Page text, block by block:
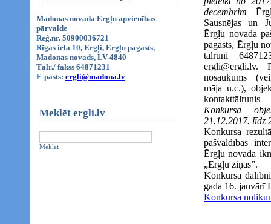
Madonas novada Ērgļu apvienības
pārvalde
Reģ.nr. 50900036721
Rīgas iela 10, Ērgļi, Ērgļu pagasts,
Madonas novads, LV-4840
Tālr./ fakss 64871231
E-pasts: ergli@madona.lv
Meklēt ergli.lv
Meklēt
decembrim
Sausnējas un
Ērgļu novada
pagasts, Ērgļu
tālruni
ergli@ergli.lv.
nosaukums
māja u.c.),
kontakttālrunis
Konkursa
21.12.2017. līdz
Konkursa
pašvaldības
Ērgļu novada
„Ērgļu ziņas”.
Konkursa
gada 16. janvārī
Konkursa